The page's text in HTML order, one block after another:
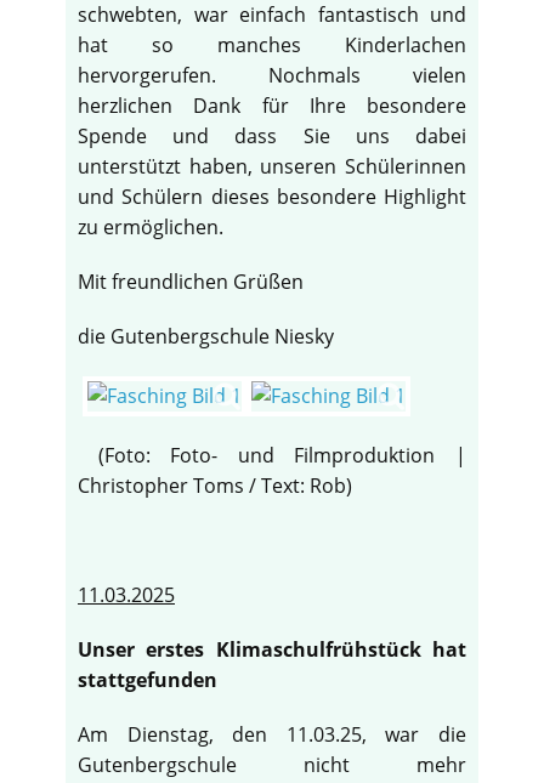
schwebten, war einfach fantastisch und
hat so manches Kinderlachen
hervorgerufen. Nochmals vielen
herzlichen Dank für Ihre besondere
Spende und dass Sie uns dabei
unterstützt haben, unseren Schülerinnen
und Schülern dieses besondere Highlight
zu ermöglichen.
Mit freundlichen Grüßen
die Gutenbergschule Niesky
(Foto: Foto- und Filmproduktion |
Christopher Toms / Text: Rob)
11.03.2025
Unser erstes Klimaschulfrühstück hat
stattgefunden
Am Dienstag, den 11.03.25, war die
Gutenbergschule nicht mehr